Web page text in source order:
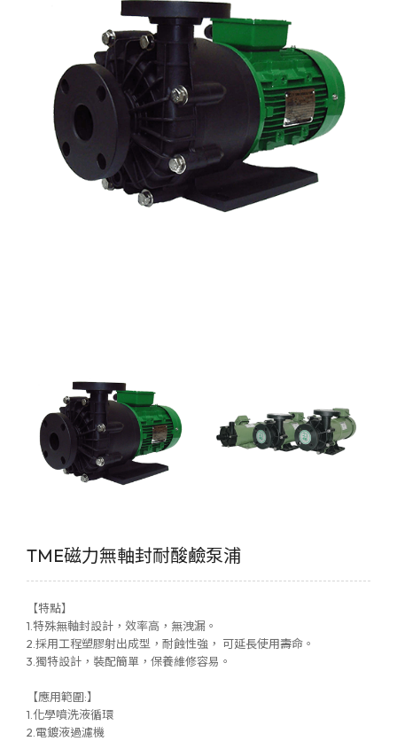
TME磁力無軸封耐酸鹼泵浦
【特點】
1.特殊無軸封設計，效率高，無洩漏。
2.採用工程塑膠射出成型，耐蝕性強， 可延長使用壽命。
3.獨特設計，裝配簡單，保養維修容易。
【應用範圍:】
1.化學噴洗液循環
2.電鍍液過濾機